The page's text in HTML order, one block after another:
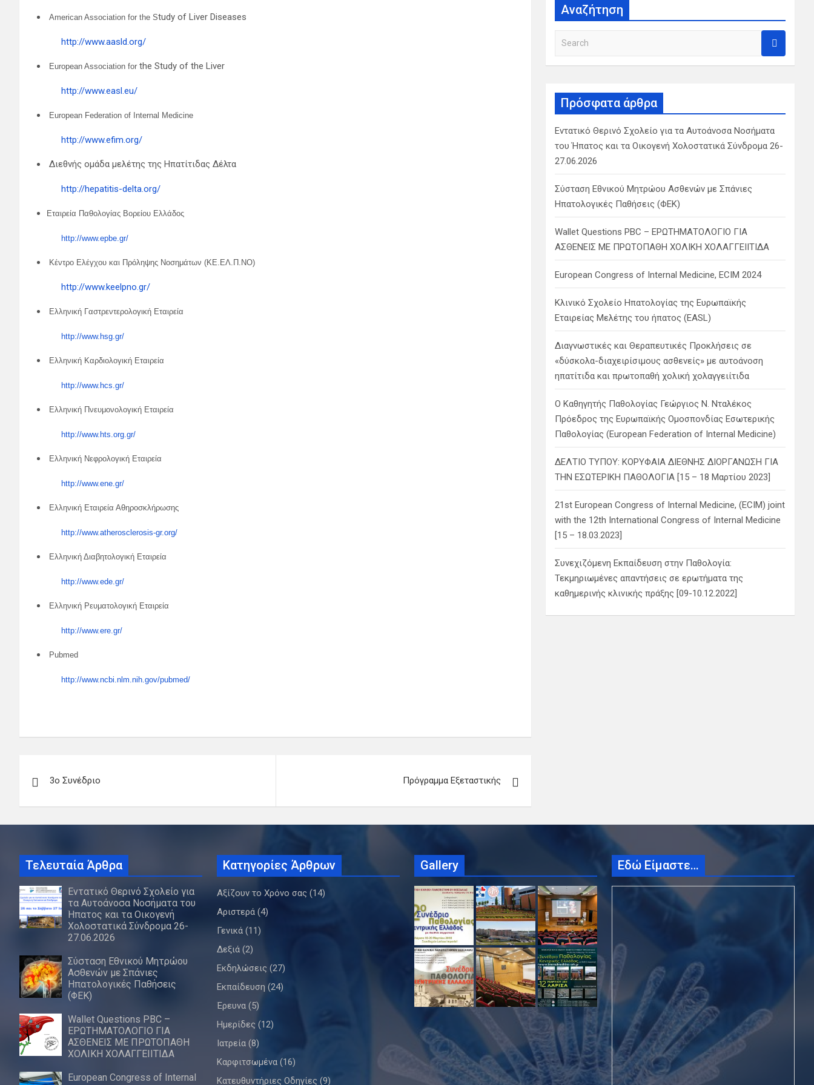
American Association for the Study of Liver Diseases
http://www.aasld.org/
European Association for the Study of the Liver
http://www.easl.eu/
European Federation of Internal Medicine
http://www.efim.org/
Διεθνής ομάδα μελέτης της Ηπατίτιδας Δέλτα
http://hepatitis-delta.org/
Εταιρεία Παθολογίας Βορείου Ελλάδος
http://www.epbe.gr/
Κέντρο Ελέγχου και Πρόληψης Νοσημάτων (ΚΕ.ΕΛ.Π.ΝΟ)
http://www.keelpno.gr/
Ελληνική Γαστρεντερολογική Εταιρεία
http://www.hsg.gr/
Ελληνική Καρδιολογική Εταιρεία
http://www.hcs.gr/
Ελληνική Πνευμονολογική Εταιρεία
http://www.hts.org.gr/
Ελληνική Νεφρολογική Εταιρεία
http://www.ene.gr/
Ελληνική Εταιρεία Αθηροσκλήρωσης
http://www.atherosclerosis-gr.org/
Ελληνική Διαβητολογική Εταιρεία
http://www.ede.gr/
Ελληνική Ρευματολογική Εταιρεία
http://www.ere.gr/
Pubmed
http://www.ncbi.nlm.nih.gov/pubmed/
άρθρων
3ο Συνέδριο Πρόγραμμα Εξεταστικής
Αναζήτηση
a
h
Πρόσφατα άρθρα
Εντατικό Θερινό Σχολείο για τα Αυτοάνοσα Νοσήματα
του Ήπατος και τα Οικογενή Χολοστατικά Σύνδρομα 26-
27.06.2026
Σύσταση Εθνικού Μητρώου Ασθενών με Σπάνιες
Ηπατολογικές Παθήσεις (ΦΕΚ)
Wallet Questions PBC – ΕΡΩΤΗΜΑΤΟΛΟΓΙΟ ΓΙΑ
ΑΣΘΕΝΕΙΣ ΜΕ ΠΡΩΤΟΠΑΘΗ ΧΟΛΙΚΗ ΧΟΛΑΓΓΕΙΙΤΙΔΑ
European Congress of Internal Medicine, ECIM 2024
Κλινικό Σχολείο Ηπατολογίας της Ευρωπαϊκής
Εταιρείας Μελέτης του ήπατος (EASL)
Διαγνωστικές και Θεραπευτικές Προκλήσεις σε
«δύσκολα-διαχειρίσιμους ασθενείς» με αυτοάνοση
ηπατίτιδα και πρωτοπαθή χολική χολαγγειίτιδα
Ο Καθηγητής Παθολογίας Γεώργιος Ν. Νταλέκος
Πρόεδρος της Ευρωπαϊκής Ομοσπονδίας Εσωτερικής
Παθολογίας (European Federation of Internal Medicine)
ΔΕΛΤΙΟ ΤΥΠΟΥ: ΚΟΡΥΦΑΙΑ ΔΙΕΘΝΗΣ ΔΙΟΡΓΑΝΩΣΗ ΓΙΑ
ΤΗΝ ΕΣΩΤΕΡΙΚΗ ΠΑΘΟΛΟΓΙΑ [15 – 18 Μαρτίου 2023]
21st European Congress of Internal Medicine, (ECIM) joint
with the 12th International Congress of Internal Medicine
[15 – 18.03.2023]
Συνεχιζόμενη Εκπαίδευση στην Παθολογία:
Τεκμηριωμένες απαντήσεις σε ερωτήματα της
καθημερινής κλινικής πράξης [09-10.12.2022]
Τελευταία Άρθρα
Εντατικό Θερινό Σχολείο για
τα Αυτοάνοσα Νοσήματα του
Ήπατος και τα Οικογενή
Χολοστατικά Σύνδρομα 26-
27.06.2026
Σύσταση Εθνικού Μητρώου
Ασθενών με Σπάνιες
Ηπατολογικές Παθήσεις
(ΦΕΚ)
Wallet Questions PBC –
ΕΡΩΤΗΜΑΤΟΛΟΓΙΟ ΓΙΑ
ΑΣΘΕΝΕΙΣ ΜΕ ΠΡΩΤΟΠΑΘΗ
ΧΟΛΙΚΗ ΧΟΛΑΓΓΕΙΙΤΙΔΑ
European Congress of Internal
Κατηγορίες Άρθρων
Αξίζουν το Χρόνο σας (14)
Αριστερά (4)
Γενικά (11)
Δεξιά (2)
Εκδηλώσεις (27)
Εκπαίδευση (24)
Έρευνα (5)
Ημερίδες (12)
Ιατρεία (8)
Καρφιτσωμένα (16)
Κατευθυντήριες Οδηγίες (9)
Gallery Εδώ Είμαστε…